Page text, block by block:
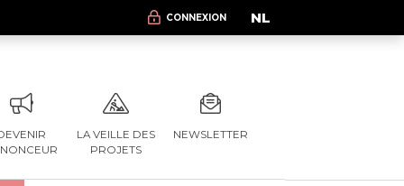
CONNEXION NL
LA VEILLE DES
PROJETS
NEWSLETTER